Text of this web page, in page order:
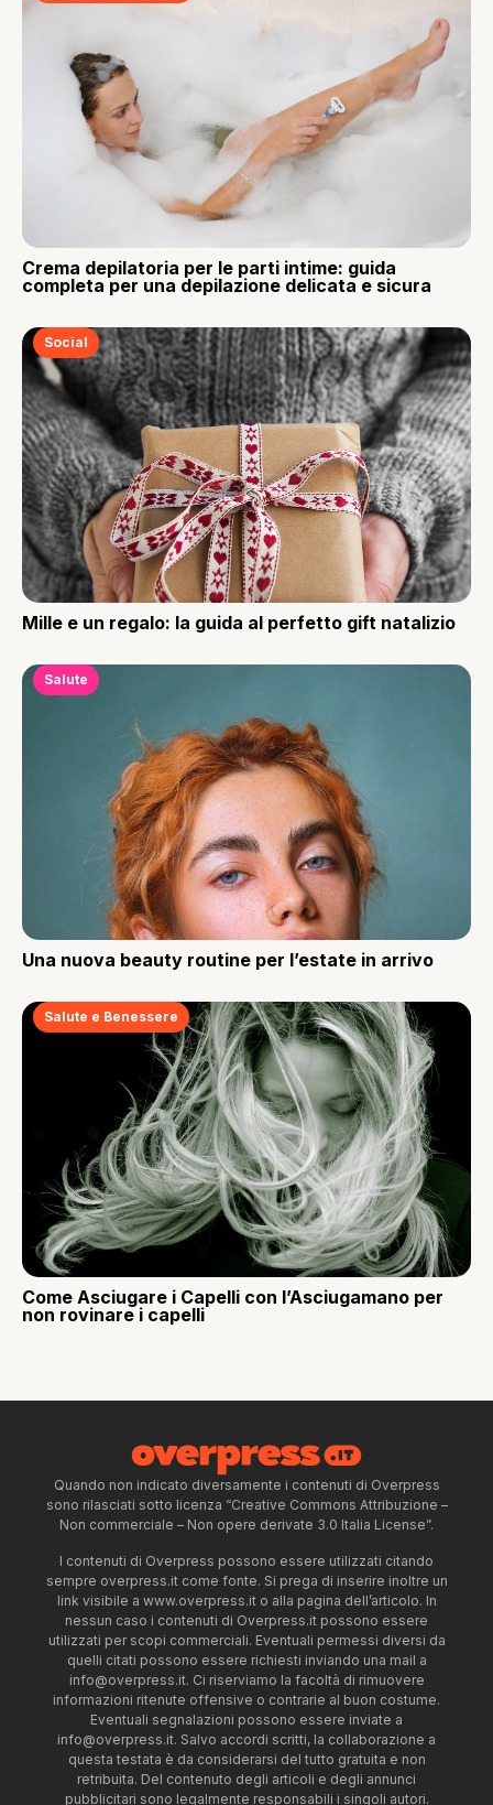
Crema depilatoria per le parti intime: guida
completa per una depilazione delicata e sicura
Social
Mille e un regalo: la guida al perfetto gift natalizio
Salute
Una nuova beauty routine per l’estate in arrivo
Salute e Benessere
Come Asciugare i Capelli con l’Asciugamano per
non rovinare i capelli
Quando non indicato diversamente i contenuti di Overpress
sono rilasciati sotto licenza “Creative Commons Attribuzione –
Non commerciale – Non opere derivate 3.0 Italia License”.
I contenuti di Overpress possono essere utilizzati citando
sempre overpress.it come fonte. Si prega di inserire inoltre un
link visibile a www.overpress.it o alla pagina dell’articolo. In
nessun caso i contenuti di Overpress.it possono essere
utilizzati per scopi commerciali. Eventuali permessi diversi da
quelli citati possono essere richiesti inviando una mail a
info@overpress.it. Ci riserviamo la facoltà di rimuovere
informazioni ritenute offensive o contrarie al buon costume.
Eventuali segnalazioni possono essere inviate a
info@overpress.it. Salvo accordi scritti, la collaborazione a
questa testata è da considerarsi del tutto gratuita e non
retribuita. Del contenuto degli articoli e degli annunci
pubblicitari sono legalmente responsabili i singoli autori.